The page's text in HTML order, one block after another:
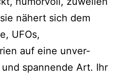
nähert sich dem
UFOs,
auf eine unver­
span­nen­de Art. Ihr